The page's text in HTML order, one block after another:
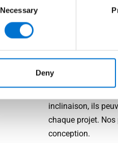
Necessary
Deny
Profils
Les systèmes
inclinaison, ils
chaque projet.
conception.